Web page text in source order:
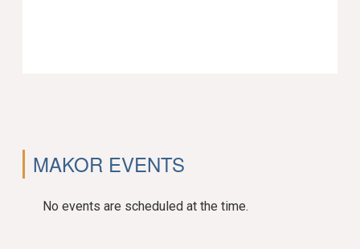
MAKOR EVENTS
No events are scheduled at the time.